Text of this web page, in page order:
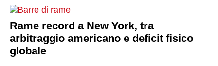
Rame record a New York, tra
arbitraggio americano e deficit fisico
globale